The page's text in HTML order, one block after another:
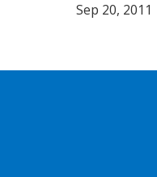
Sep 20, 2011